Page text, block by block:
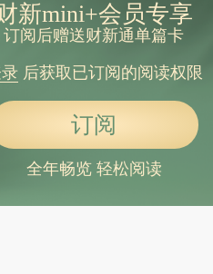
果
民心
国台办：赖清德“5点谈话”充分暴露色厉内荏、狡诈卑劣本质
《给阿嬷的情书》引两岸共鸣 国台办：两岸同胞对中华文化有共同传承
浙江瑞安一小学通报“女教师劝架被学生用镊子戳伤眼球”
响应
新mini+会员专享
订阅后赠送财新通单篇卡
后获取已订阅的阅读权限
订阅
全年畅览 轻松阅读